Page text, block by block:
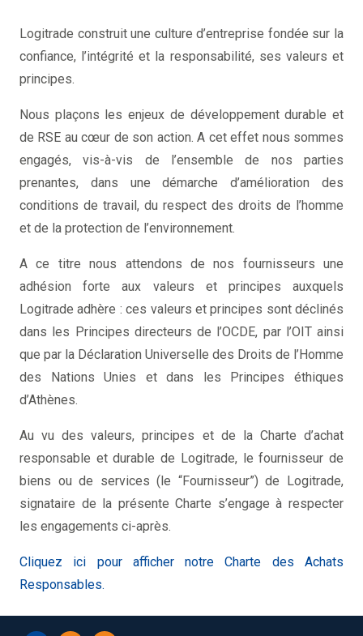
Logitrade construit une culture d’entreprise fondée sur la
confiance, l’intégrité et la responsabilité, ses valeurs et
principes.
Nous plaçons les enjeux de développement durable et
de RSE au cœur de son action. A cet effet nous sommes
engagés, vis-à-vis de l’ensemble de nos parties
prenantes, dans une démarche d’amélioration des
conditions de travail, du respect des droits de l’homme
et de la protection de l’environnement.
A ce titre nous attendons de nos fournisseurs une
adhésion forte aux valeurs et principes auxquels
Logitrade adhère : ces valeurs et principes sont déclinés
dans les Principes directeurs de l’OCDE, par l’OIT ainsi
que par la Déclaration Universelle des Droits de l’Homme
des Nations Unies et dans les Principes éthiques
d’Athènes.
Au vu des valeurs, principes et de la Charte d’achat
responsable et durable de Logitrade, le fournisseur de
biens ou de services (le “Fournisseur”) de Logitrade,
signataire de la présente Charte s’engage à respecter
les engagements ci-après.
Cliquez ici pour afficher notre Charte des Achats
Responsables.